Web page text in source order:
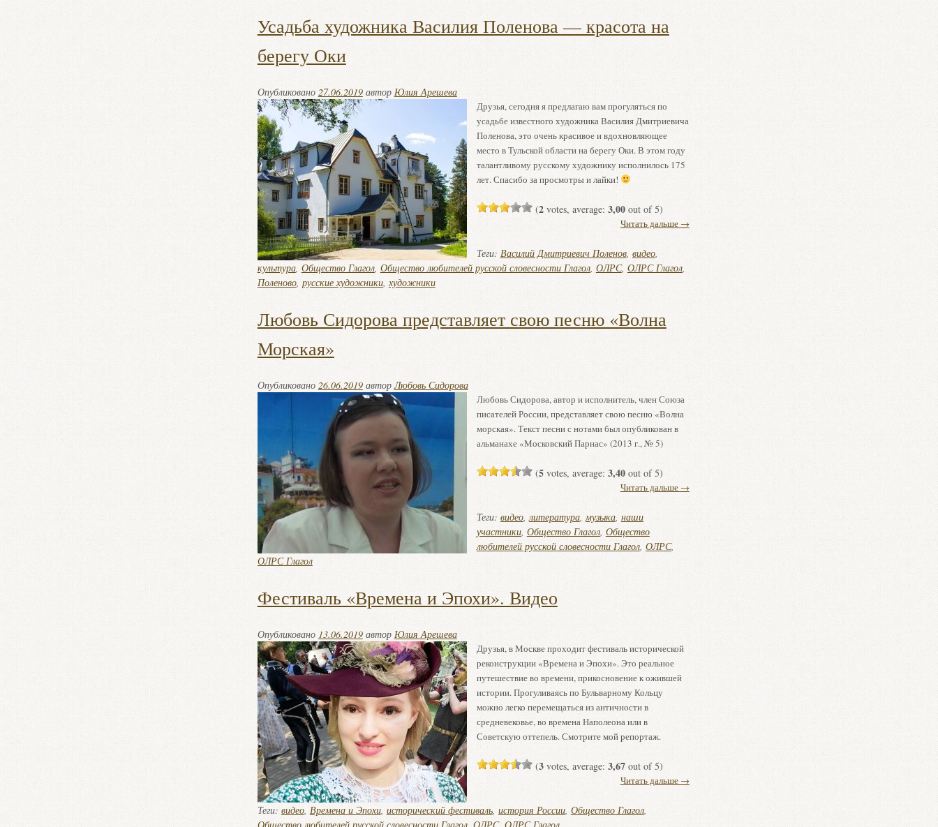
Усадьба художника Василия Поленова — красота на
берегу Оки
Опубликовано 27.06.2019автор Юлия Арешева
Друзья, сегодня я предлагаю вам прогуляться по
усадьбе известного художника Василия Дмитриевича
Поленова, это очень красивое и вдохновляющее
место в Тульской области на берегу Оки. В этом году
талантливому русскому художнику исполнилось 175
лет. Спасибо за просмотры и лайки!
(2votes, average: 3,00out of 5)
Читать дальше →
Теги: Василий Дмитриевич Поленов, видео,
культура, Общество Глагол, Общество любителей русской словесности Глагол, ОЛРС, ОЛРС Глагол,
Поленово, русские художники,художники
Любовь Сидорова представляет свою песню «Волна
Морская»
Опубликовано 26.06.2019авторЛюбовь Сидорова
Любовь Сидорова, автор и исполнитель, член Союза
писателей России, представляет свою песню «Волна
морская». Текст песни с нотами был опубликован в
альманахе «Московский Парнас» (2013 г., № 5)
(5votes, average: 3,40out of 5)
Читать дальше →
Теги: видео,литература,музыка, наши
участники, Общество Глагол, Общество
любителей русской словесности Глагол, ОЛРС,
ОЛРС Глагол
Фестиваль «Времена и Эпохи». Видео
Опубликовано 13.06.2019автор Юлия Арешева
Друзья, в Москве проходит фестиваль исторической
реконструкции «Времена и Эпохи». Это реальное
путешествие во времени, прикосновение к ожившей
истории. Прогуливаясь по Бульварному Кольцу
можно легко перемещаться из античности в
средневековье, во времена Наполеона или в
Советскую оттепель. Смотрите мой репортаж.
(3votes, average: 3,67out of 5)
Читать дальше →
Теги: видео, Времена и Эпохи, исторический фестиваль, история России, Общество Глагол,